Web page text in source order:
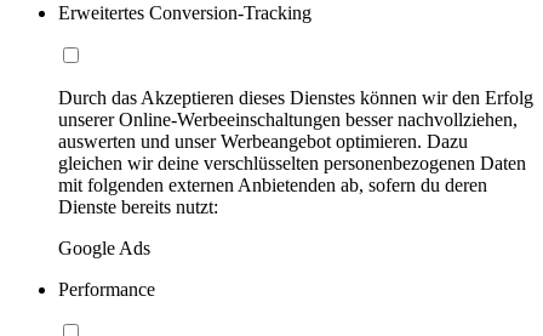
Erweitertes Conversion-Tracking
Durch das Akzeptieren dieses Dienstes können wir den Erfolg
unserer Online-Werbeeinschaltungen besser nachvollziehen,
auswerten und unser Werbeangebot optimieren. Dazu
gleichen wir deine verschlüsselten personenbezogenen Daten
mit folgenden externen Anbietenden ab, sofern du deren
Dienste bereits nutzt:
Google Ads
Performance